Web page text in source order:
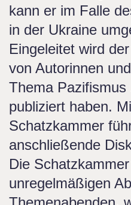
kann er im Falle
in der Ukraine
Eingeleitet wird
von Autorinnen
Thema
publiziert haben.
Schatzkammer
anschließende
Die
unregelmäßigen